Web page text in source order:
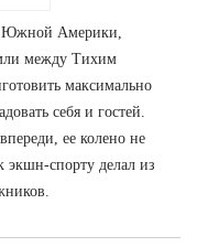
Южной Америки,
между Тихим
максимально
себя и гостей.
ее колено не
экшн-спорту делал из